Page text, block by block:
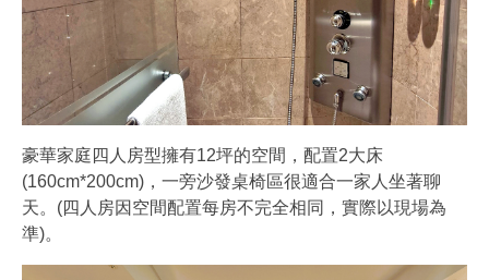
豪華家庭四人房型擁有12坪的空間，配置2大床
(160cm*200cm)，一旁沙發桌椅區很適合一家人坐著聊
天。(四人房因空間配置每房不完全相同，實際以現場為
準)。